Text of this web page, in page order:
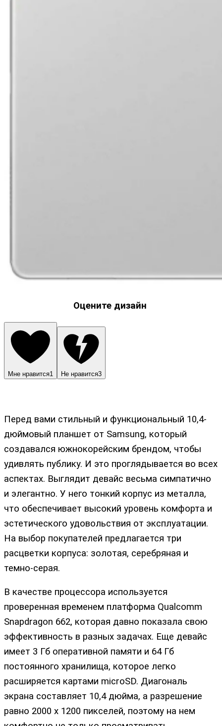
Оцените дизайн
Мне нравится1 Не нравится3
Перед вами стильный и функциональный 10,4-
дюймовый планшет от Samsung, который
создавался южнокорейским брендом, чтобы
удивлять публику. И это проглядывается во всех
аспектах. Выглядит девайс весьма симпатично
и элегантно. У него тонкий корпус из металла,
что обеспечивает высокий уровень комфорта и
эстетического удовольствия от эксплуатации.
На выбор покупателей предлагается три
расцветки корпуса: золотая, серебряная и
темно-серая.
В качестве процессора используется
проверенная временем платформа Qualcomm
Snapdragon 662, которая давно показала свою
эффективность в разных задачах. Еще девайс
имеет 3 Гб оперативной памяти и 64 Гб
постоянного хранилища, которое легко
расширяется картами microSD. Диагональ
экрана составляет 10,4 дюйма, а разрешение
равно 2000 х 1200 пикселей, поэтому на нем